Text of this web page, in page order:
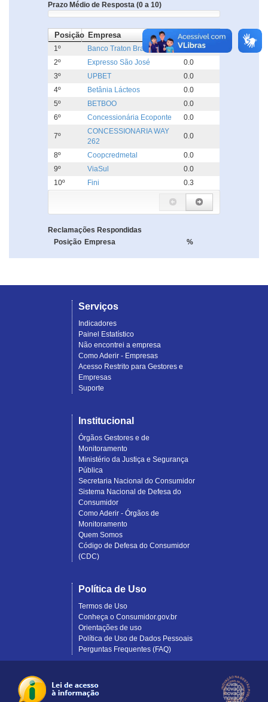
Prazo Médio de Resposta (0 a 10)
Posição Empresa Dias
1º Banco Traton Brasil
0.0
2º
Expresso São José
0.0
3º
UPBET
0.0
4º
Betânia Lácteos
0.0
5º
BETBOO
0.0
6º
Concessionária Ecoponte 0.0
7º
CONCESSIONARIA WAY
262
0.0
8º Coopcredmetal
0.0
9º
ViaSul
0.0
10º
Fini 0.3
Reclamações Respondidas
Posição Empresa %
Serviços
Indicadores
Painel Estatístico
Não encontrei a empresa
Como Aderir - Empresas
Acesso Restrito para Gestores e
Empresas
Suporte
Institucional
Órgãos Gestores e de
Monitoramento
Ministério da Justiça e Segurança
Pública
Secretaria Nacional do Consumidor
Sistema Nacional de Defesa do
Consumidor
Como Aderir - Órgãos de
Monitoramento
Quem Somos
Código de Defesa do Consumidor
(CDC)
Política de Uso
Termos de Uso
Conheça o Consumidor.gov.br
Orientações de uso
Política de Uso de Dados Pessoais
Perguntas Frequentes (FAQ)